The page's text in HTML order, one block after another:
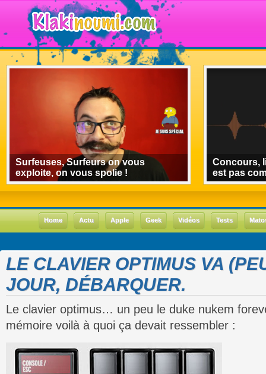
Surfeuses, Surfeurs on vous
exploite, on vous spolie !
Concours,
est pas
Home Actu Apple Geek Vidéos Tests
LE CLAVIER OPTIMUS VA
JOUR, DÉBARQUER.
Le clavier optimus… un peu le duke nukem
mémoire voilà à quoi ça devait ressembler :